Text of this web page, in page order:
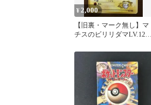
¥2,000
【旧裏・マーク無し】マ
チスのビリリダマLV.12